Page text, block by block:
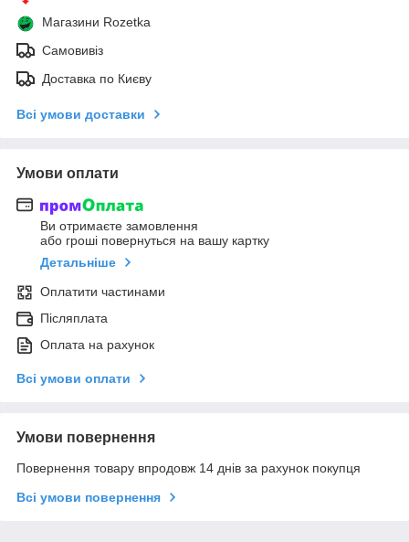
Магазини Rozetka
Самовивіз
Доставка по Києву
Всі умови доставки
Умови оплати
Ви отримаєте замовлення
або гроші повернуться на вашу картку
Детальніше
Оплатити частинами
Післяплата
Оплата на рахунок
Всі умови оплати
Умови повернення
Повернення товару впродовж 14 днів за рахунок покупця
Всі умови повернення